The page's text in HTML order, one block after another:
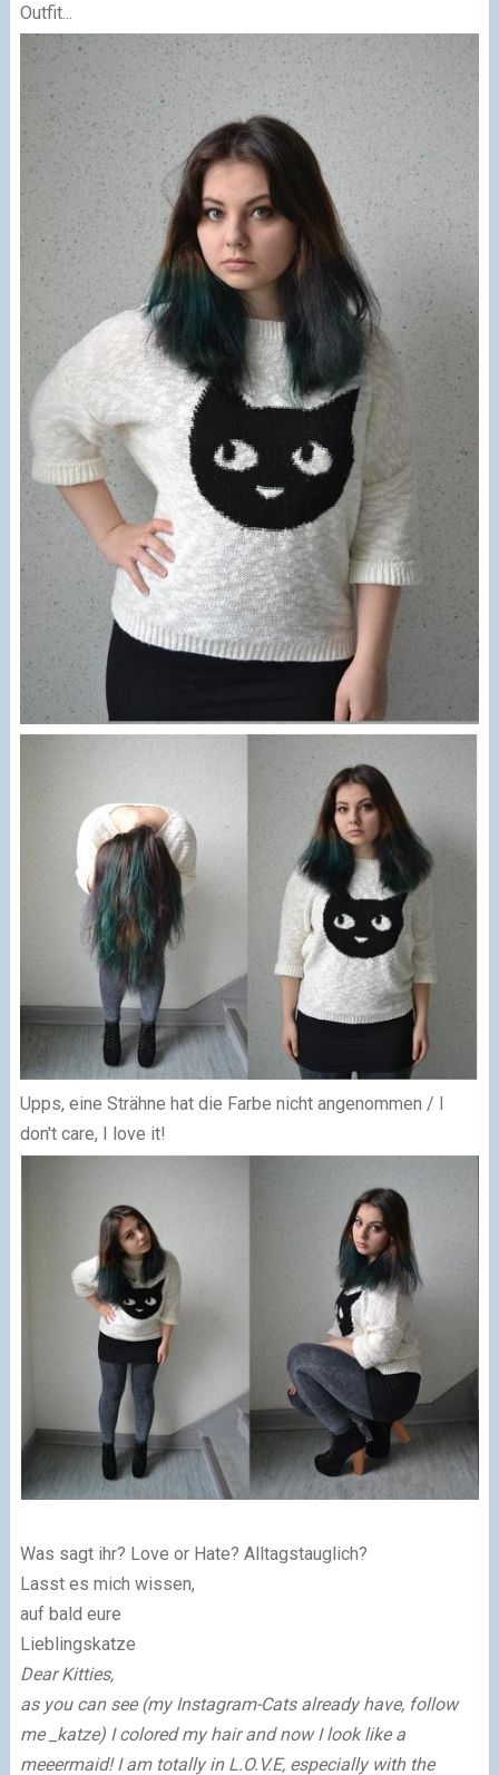
Outfit...
Upps, eine Strähne hat die Farbe nicht angenommen / I
don't care, I love it!
Was sagt ihr? Love or Hate? Alltagstauglich?
Lasst es mich wissen,
auf bald eure
Lieblingskatze
Dear Kitties,
as you can see (my Instagram-Cats already have, follow
me _katze) I colored my hair and now I look like a
meeermaid! I am totally in L.O.V.E, especially with the